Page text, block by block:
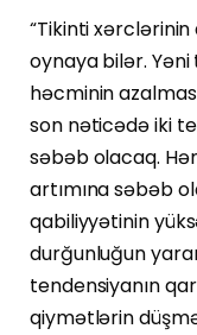
“Tikinti
oynaya bilər.
həcminin
son nəticədə iki
səbəb olacaq.
artımına səbəb
qabiliyyətinin
durğunluğun
tendensiyanın
qiymətlərin